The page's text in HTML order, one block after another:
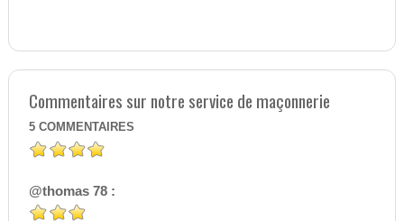
Commentaires sur notre service de maçonnerie
5 COMMENTAIRES
@thomas 78 :